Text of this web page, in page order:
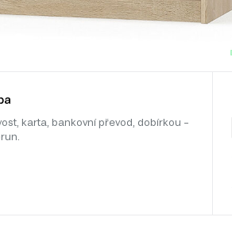
karta, bankovní převod, dobírkou –